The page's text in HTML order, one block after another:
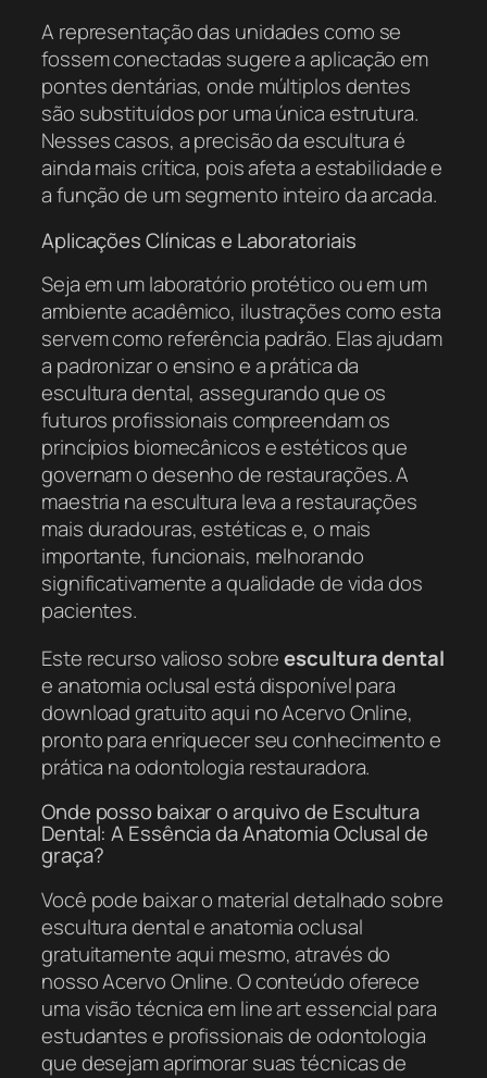
A representação das unidades como se
fossem conectadas sugere a aplicação em
pontes dentárias, onde múltiplos dentes
são substituídos por uma única estrutura.
Nesses casos, a precisão da escultura é
ainda mais crítica, pois afeta a estabilidade e
a função de um segmento inteiro da arcada.
Aplicações Clínicas e Laboratoriais
Seja em um laboratório protético ou em um
ambiente acadêmico, ilustrações como esta
servem como referência padrão. Elas ajudam
a padronizar o ensino e a prática da
escultura dental, assegurando que os
futuros profissionais compreendam os
princípios biomecânicos e estéticos que
governam o desenho de restaurações. A
maestria na escultura leva a restaurações
mais duradouras, estéticas e, o mais
importante, funcionais, melhorando
significativamente a qualidade de vida dos
pacientes.
Este recurso valioso sobreescultura dental
e anatomia oclusal está disponível para
download gratuito aqui no Acervo Online,
pronto para enriquecer seu conhecimento e
prática na odontologia restauradora.
Onde posso baixar o arquivo de Escultura
Dental: A Essência da Anatomia Oclusal de
graça?
Você pode baixar o material detalhado sobre
escultura dental e anatomia oclusal
gratuitamente aqui mesmo, através do
nosso Acervo Online. O conteúdo oferece
uma visão técnica em line art essencial para
estudantes e profissionais de odontologia
que desejam aprimorar suas técnicas de